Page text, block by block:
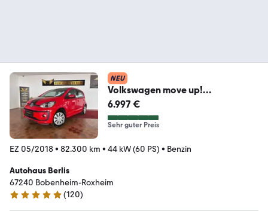
NEU
Volkswagen move up!
1.0/2.HND/EURO6/KLIMA/BLUET
OOTH/TEMP
6.997 €
Sehr guter Preis
EZ 05/2018• 82.300 km • 44 kW (60 PS) • Benzin
Autohaus Berlis
67240 Bobenheim-Roxheim
4.9 Sterne
(120)